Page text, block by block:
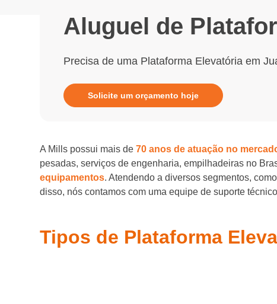
Aluguel de
Precisa de uma Plataforma Elevatória em
Solicite um orçamento hoje
A Mills possui mais de70 anos de atuação no
pesadas, serviços de engenharia, empilhadeiras no
equipamentos. Atendendo a diversos segmentos,
disso, nós contamos com uma equipe de suporte
Tipos de Plataforma